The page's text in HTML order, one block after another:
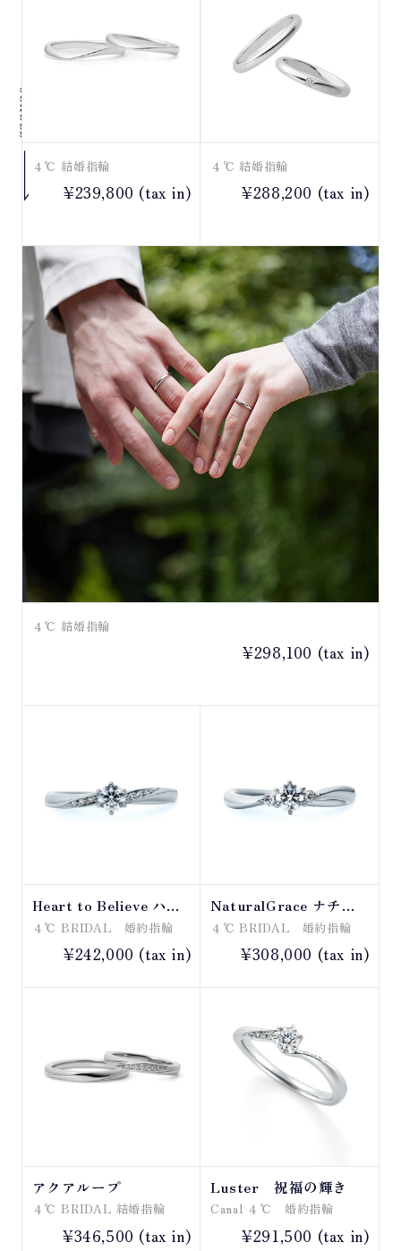
４℃ 結婚指輪
¥239,800 (tax in)
４℃ 結婚指輪
¥288,200 (tax in)
４℃ 結婚指輪
¥298,100 (tax in)
Heart to Believe ハー
トトゥビリーブ
４℃ BRIDAL 婚約指輪
¥242,000 (tax in)
NaturalGrace ナチュ
ラルグレース
４℃ BRIDAL 婚約指輪
¥308,000 (tax in)
アクアループ
４℃ BRIDAL 結婚指輪
¥346,500 (tax in)
Luster 祝福の輝き
Canal ４℃ 婚約指輪
¥291,500 (tax in)